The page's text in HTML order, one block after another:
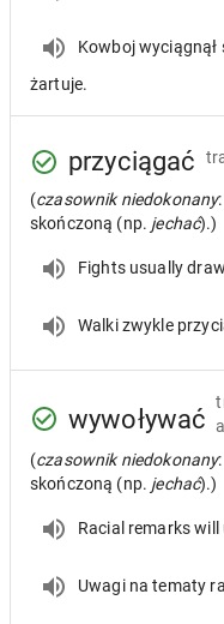
Kowboj
żartuje.
przyciągać
(czasownik niedokonany
skończoną (np. jechać).)
Fights usually
Walki zwykle
wywoływać
(czasownik niedokonany
skończoną (np. jechać).)
Racial remarks
Uwagi na tematy